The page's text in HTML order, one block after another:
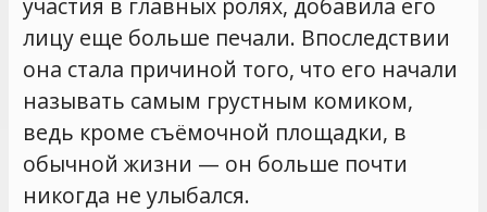
участия в главных ролях, добавила его
лицу еще больше печали. Впоследствии
она стала причиной того, что его начали
называть самым грустным комиком,
ведь кроме съёмочной площадки, в
обычной жизни — он больше почти
никогда не улыбался.